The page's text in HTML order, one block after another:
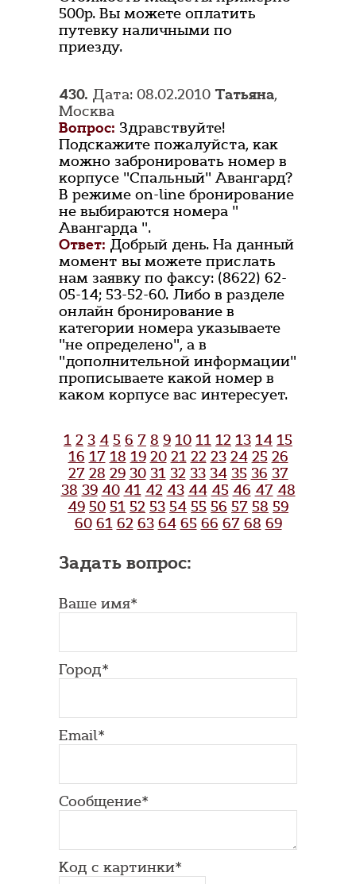
500р. Вы можете оплатить
путевку наличными по
приезду.
430. Дата: 08.02.2010 Татьяна,
Москва
Вопрос: Здравствуйте!
Подскажите пожалуйста, как
можно забронировать номер в
корпусе "Спальный" Авангард?
В режиме on-line бронирование
не выбираются номера "
Авангарда ".
Ответ: Добрый день. На данный
момент вы можете прислать
нам заявку по факсу: (8622) 62-
05-14; 53-52-60. Либо в разделе
онлайн бронирование в
категории номера указываете
"не определено", а в
"дополнительной информации"
прописываете какой номер в
каком корпусе вас интересует.
1 2 3 4 5 6 7 8 9 10 11 12 13 14 15
16 17 18 19 20 21 22 23 24 25 26
27 28 29 30 31 32 33 34 35 36 37
38 39 40 41 42 43 44 45 46 47 48
49 50 51 52 53 54 55 56 57 58 59
60 61 62 63 64 65 66 67 68 69
Задать вопрос:
Ваше имя*
Город*
Email*
Сообщение*
Код с картинки*